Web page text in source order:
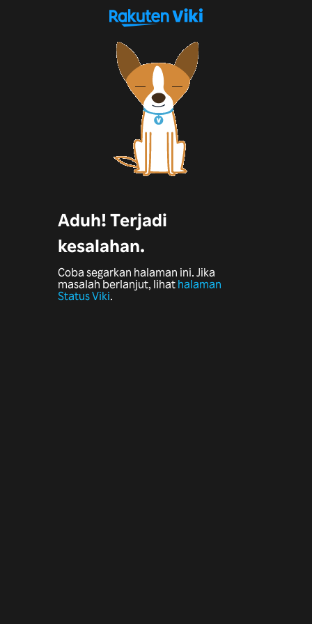
Aduh! Terjadi
kesalahan.
Coba segarkan halaman ini. Jika
masalah berlanjut, lihat halaman
Status Viki.